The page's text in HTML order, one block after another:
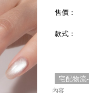
售價：
款式：
宅配物流
內容